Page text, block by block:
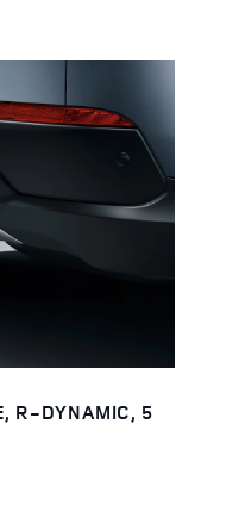
R-DYNAMIC, 5